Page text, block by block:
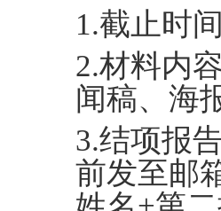
1.截止时
2.材料内
闻稿、海
3.结项报
前发至邮